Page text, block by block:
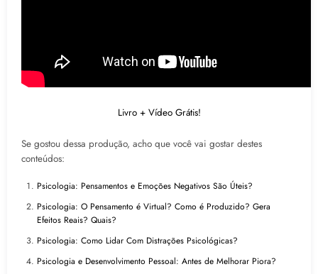
Livro + Vídeo Grátis!
Se gostou dessa produção, acho que você vai gostar destes
conteúdos:
Psicologia: Pensamentos e Emoções Negativos São Úteis?
Psicologia: O Pensamento é Virtual? Como é Produzido? Gera
Efeitos Reais? Quais?
Psicologia: Como Lidar Com Distrações Psicológicas?
Psicologia e Desenvolvimento Pessoal: Antes de Melhorar Piora?